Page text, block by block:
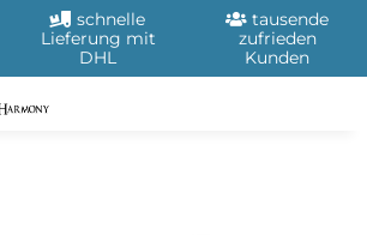
schnelle
Lieferung mit
DHL
tausende
zufrieden
Kunden